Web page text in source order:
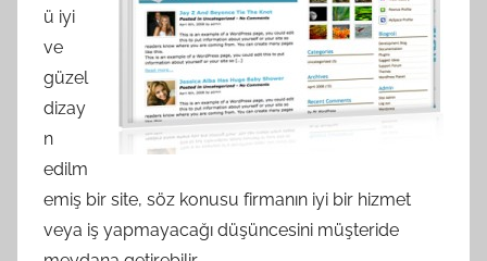
ü iyi
ve
güzel
dizay
n
edilm
emiş bir site, söz konusu firmanın iyi bir hizmet
veya iş yapmayacağı düşüncesini müşteride